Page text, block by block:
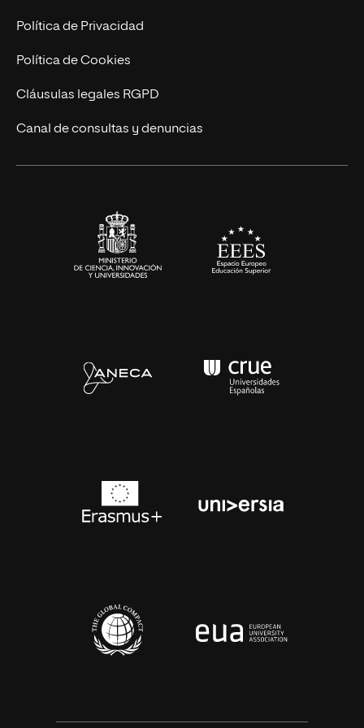
Postgrados
Cursos Universitarios
Trabaja en UNIR
Actualidad
UNIR Revista
Eventos
Política de Privacidad
Política de Cookies
Cláusulas legales RGPD
Canal de consultas y denuncias